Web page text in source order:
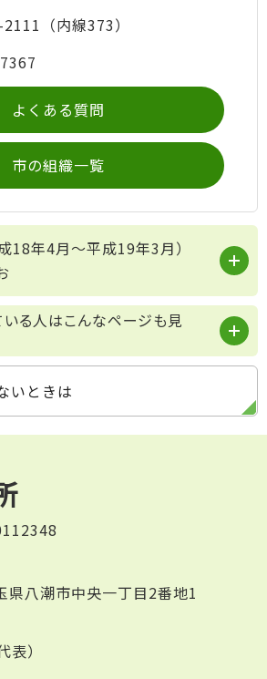
（内線373）
よくある質問
市の組織一覧
18年4月～平成19年3月）
る人はこんなページも見
いときは
八潮市中央一丁目2番地1
）